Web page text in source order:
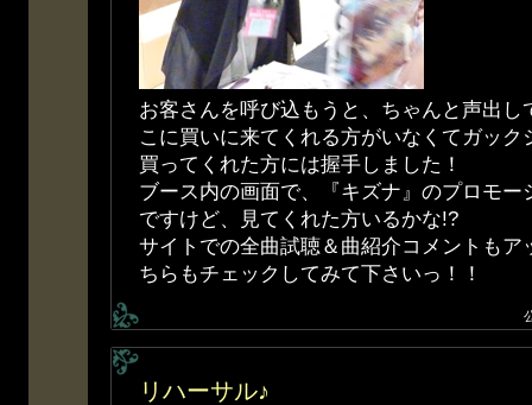
お客さんを呼び込もうと、ちゃんと声出し
こに買いに来てくれる方がいなくてガック
買ってくれた方には握手しました！
ブース内の画面で、『キズナ』のプロモー
ですけど、見てくれた方いるかな!?
サイトでの全曲試聴＆曲紹介コメントもア
ちらもチェックしてみて下さいっ！！
リハーサル♪